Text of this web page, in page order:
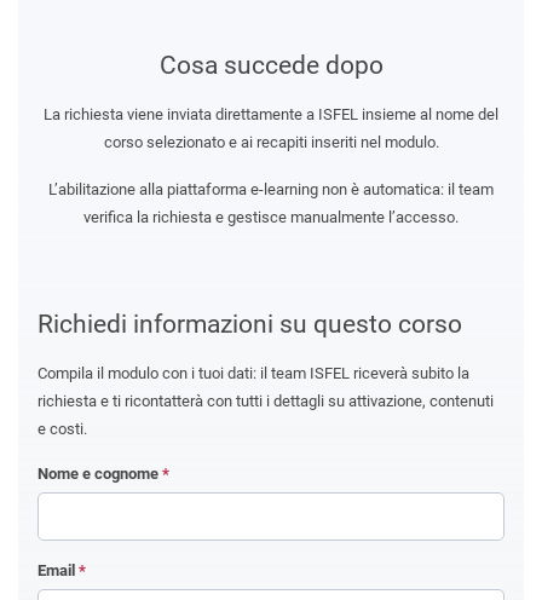
Richiedi informazioni su questo corso
Compila il modulo con i tuoi dati: il team ISFEL riceverà subito la
richiesta e ti ricontatterà con tutti i dettagli su attivazione, contenuti
e costi.
Nome e cognome *
Email *
Cosa succede dopo
La richiesta viene inviata direttamente a ISFEL insieme al nome del
corso selezionato e ai recapiti inseriti nel modulo.
L’abilitazione alla piattaforma e-learning non è automatica: il team
verifica la richiesta e gestisce manualmente l’accesso.